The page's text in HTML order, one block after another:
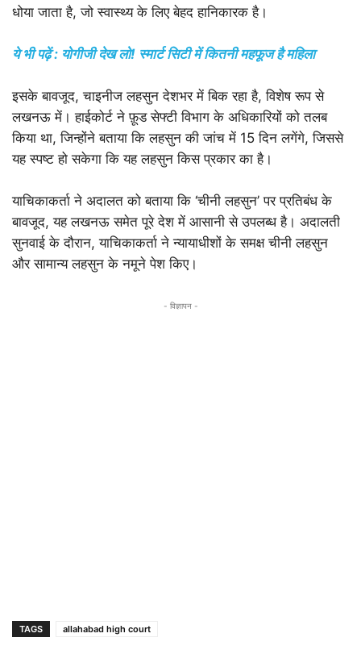
धोया जाता है, जो स्वास्थ्य के लिए बेहद हानिकारक है।
ये भी पढ़ें : योगीजी देख लो! स्मार्ट सिटी में कितनी महफूज है महिला
इसके बावजूद, चाइनीज लहसुन देशभर में बिक रहा है, विशेष रूप से
लखनऊ में। हाईकोर्ट ने फ़ूड सेफ्टी विभाग के अधिकारियों को तलब
किया था, जिन्होंने बताया कि लहसुन की जांच में 15 दिन लगेंगे, जिससे
यह स्पष्ट हो सकेगा कि यह लहसुन किस प्रकार का है।
याचिकाकर्ता ने अदालत को बताया कि ‘चीनी लहसुन’ पर प्रतिबंध के
बावजूद, यह लखनऊ समेत पूरे देश में आसानी से उपलब्ध है। अदालती
सुनवाई के दौरान, याचिकाकर्ता ने न्यायाधीशों के समक्ष चीनी लहसुन
और सामान्य लहसुन के नमूने पेश किए।
- विज्ञापन -
TAGS allahabad high court